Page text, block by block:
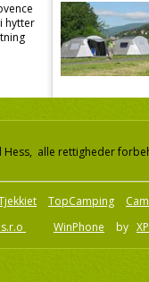
hytter
Hess, alle rettigheder
TopCamping
WinPhone by